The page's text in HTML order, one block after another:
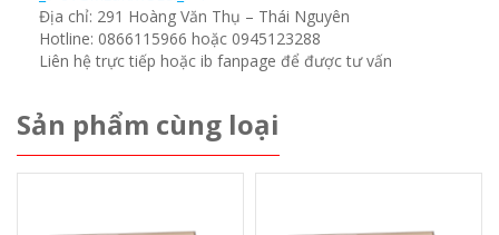
Địa chỉ: 291 Hoàng Văn Thụ – Thái Nguyên
Hotline: 0866115966 hoặc 0945123288
Liên hệ trực tiếp hoặc ib fanpage để được tư vấn
Sản phẩm cùng loại